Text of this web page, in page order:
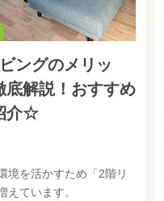
ングのメリッ
底解説！おすすめ
介☆
境を活かすため「2階リ
えています。